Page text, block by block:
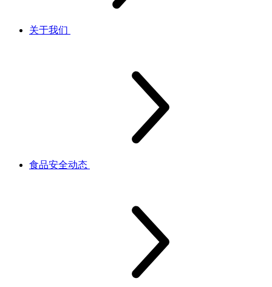
关于我们
食品安全动态